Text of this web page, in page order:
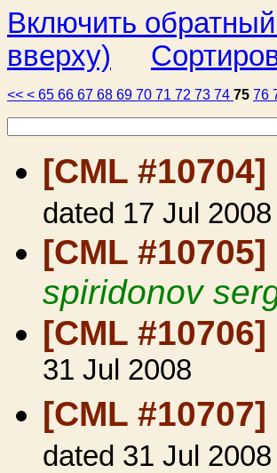
Включить
вверху)
<< < 65 66 67 68 69 70 71 72 73 74 75 76
[CML #10704]
dated 17 Jul 2008
[CML #10705]
spiridonov
[CML #10706]
31 Jul 2008
[CML #10707]
dated 31 Jul 2008